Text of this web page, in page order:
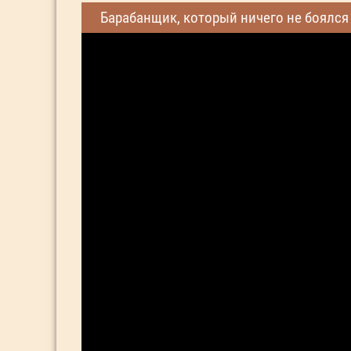
Барабанщик, который ничего не